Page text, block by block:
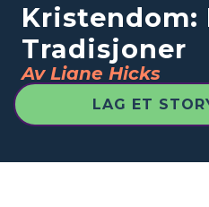
Kristendom:
Tradisjoner
Av Liane Hicks
LAG ET